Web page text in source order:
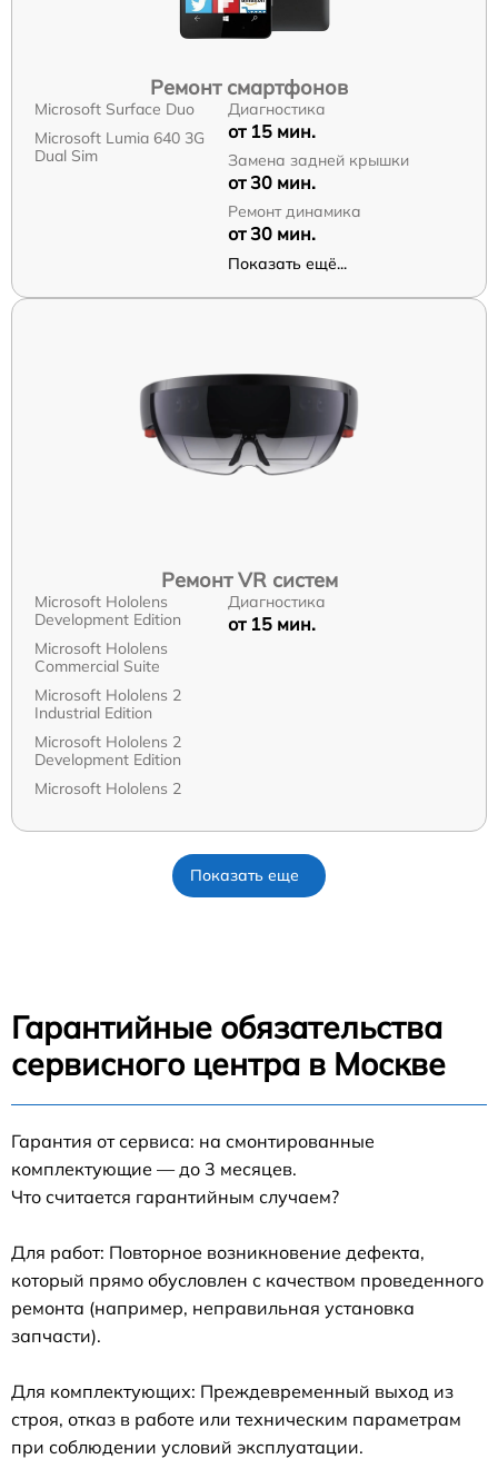
Ремонт смартфонов
Microsoft Surface Duo
Microsoft Lumia 640 3G
Dual Sim
Диагностика
от 15 мин.
Замена задней крышки
от 30 мин.
Ремонт динамика
от 30 мин.
Показать ещё...
Ремонт VR систем
Microsoft Hololens
Development Edition
Microsoft Hololens
Commercial Suite
Microsoft Hololens 2
Industrial Edition
Microsoft Hololens 2
Development Edition
Microsoft Hololens 2
Диагностика
от 15 мин.
Показать еще
Гарантийные обязательства
сервисного центра в Москве
Гарантия от сервиса: на смонтированные
комплектующие — до 3 месяцев.
Что считается гарантийным случаем?
Для работ: Повторное возникновение дефекта,
который прямо обусловлен с качеством проведенного
ремонта (например, неправильная установка
запчасти).
Для комплектующих: Преждевременный выход из
строя, отказ в работе или техническим параметрам
при соблюдении условий эксплуатации.